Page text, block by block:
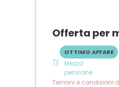
Offerta per
OTTIMO AFFARE
Mezza
pensione
Termini e condizioni